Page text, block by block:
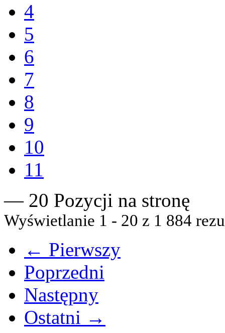
4
5
6
7
8
9
10
11
— 20 Pozycji na stronę
Wyświetlanie 1 - 20 z 1 884
← Pierwszy
Poprzedni
Następny
Ostatni →